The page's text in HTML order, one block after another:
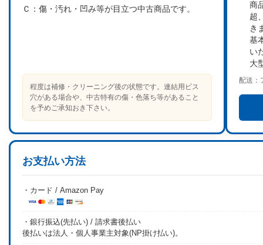
Ｃ： 傷・汚れ・凹み等が目立つ中古商品です。
程度は補修・クリーニング後の状態です。連結用ビス
穴がある場合や、中古特有の傷・色落ち等があること
を予めご承知おき下さい。
商
超
き
基
い
大
配送：
お支払い方法
・カード / Amazon Pay
・銀行振込(先払い) / 請求書後払い
後払いは法人・個人事業主対象(NP掛け払い)。